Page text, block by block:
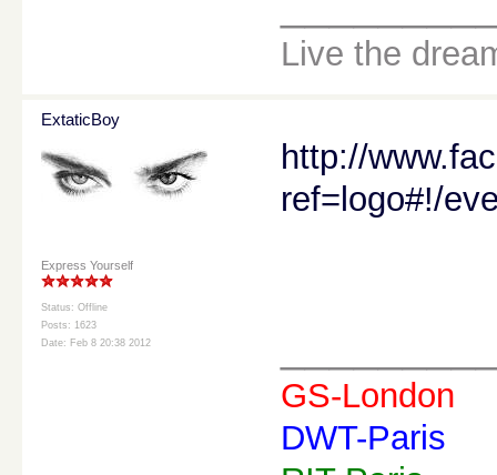
Live the
ExtaticBoy
Express Yourself
Status: Offline
Posts: 1623
Date: Feb 8 20:38 2012
http://
ref=logo#!/
GS-London
DWT-Paris